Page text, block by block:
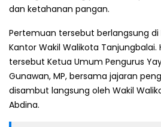
dan ketahanan pangan.
Pertemuan tersebut berlangsung di
Kantor Wakil Walikota Tanjungbalai.
tersebut Ketua Umum Pengurus
Gunawan, MP, bersama jajaran
disambut langsung oleh Wakil
Abdina.